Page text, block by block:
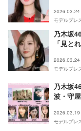
2026.03.24
モデルプレ
乃木坂
「見と
2026.03.24
モデルプレ
乃木坂
波・守
2026.03.19
モデルプレ